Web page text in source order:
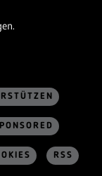
RSS